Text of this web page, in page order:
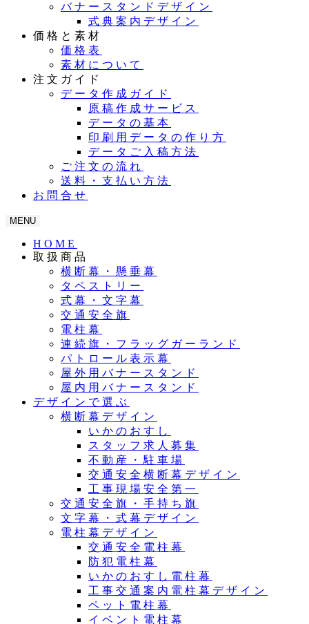
バナースタンドデザイン
式典案内デザイン
価格と素材
価格表
素材について
注文ガイド
データ作成ガイド
原稿作成サービス
データの基本
印刷用データの作り方
データご入稿方法
ご注文の流れ
送料・支払い方法
お問合せ
MENU
HOME
取扱商品
横断幕・懸垂幕
タペストリー
式幕・文字幕
交通安全旗
電柱幕
連続旗・フラッグガーランド
パトロール表示幕
屋外用バナースタンド
屋内用バナースタンド
デザインで選ぶ
横断幕デザイン
いかのおすし
スタッフ求人募集
不動産・駐車場
交通安全横断幕デザイン
工事現場安全第一
交通安全旗・手持ち旗
文字幕・式幕デザイン
電柱幕デザイン
交通安全電柱幕
防犯電柱幕
いかのおすし電柱幕
工事交通案内電柱幕デザイン
ペット電柱幕
イベント電柱幕